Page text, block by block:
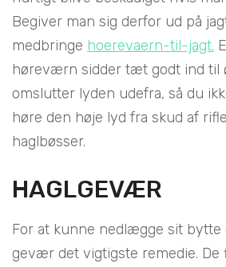
Begiver man sig derfor ud på
medbringe hoerevaern-til-jagt.
høreværn sidder tæt godt ind til
omslutter lyden udefra, så du
høre den høje lyd fra skud af
haglbøsser.
HAGLGEVÆR
For at kunne nedlægge sit bytte
gevær det vigtigste remedie.